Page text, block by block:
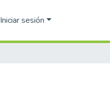
Iniciar sesión